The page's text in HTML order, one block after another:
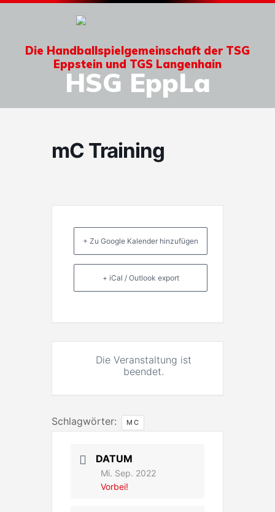
Die Handballspielgemeinschaft der TSG
Eppstein und TGS Langenhain
HSG EppLa
mC Training
+ Zu Google Kalender hinzufügen
+ iCal / Outlook export
Die Veranstaltung ist
beendet.
Schlagwörter: MC
DATUM
Mi. Sep. 2022
Vorbei!